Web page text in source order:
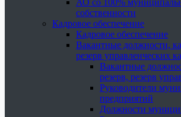
АО со 100%
собственности
Кадровое обеспечение
Кадровое обеспечение
Вакантные должности,
резерв управленческих
Вакантные
резерв, резерв
Руководители
предприятий
Должности